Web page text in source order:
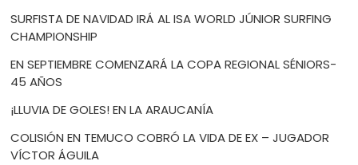
SURFISTA DE NAVIDAD IRÁ AL ISA WORLD JÚNIOR SURFING
CHAMPIONSHIP
EN SEPTIEMBRE COMENZARÁ LA COPA REGIONAL SÉNIORS-
45 AÑOS
¡LLUVIA DE GOLES! EN LA ARAUCANÍA
COLISIÓN EN TEMUCO COBRÓ LA VIDA DE EX – JUGADOR
VÍCTOR ÁGUILA